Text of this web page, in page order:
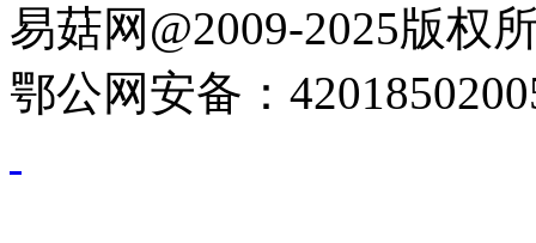
易菇网@2009-2025版权
鄂公网安备：